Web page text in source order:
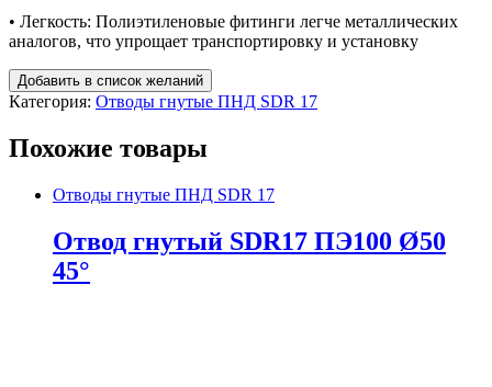
• Легкость: Полиэтиленовые фитинги легче металлических
аналогов, что упрощает транспортировку и установку
Добавить в список желаний
Категория: Отводы гнутые ПНД SDR 17
Похожие товары
Отводы гнутые ПНД SDR 17
Отвод гнутый SDR17 ПЭ100 Ø50
45°